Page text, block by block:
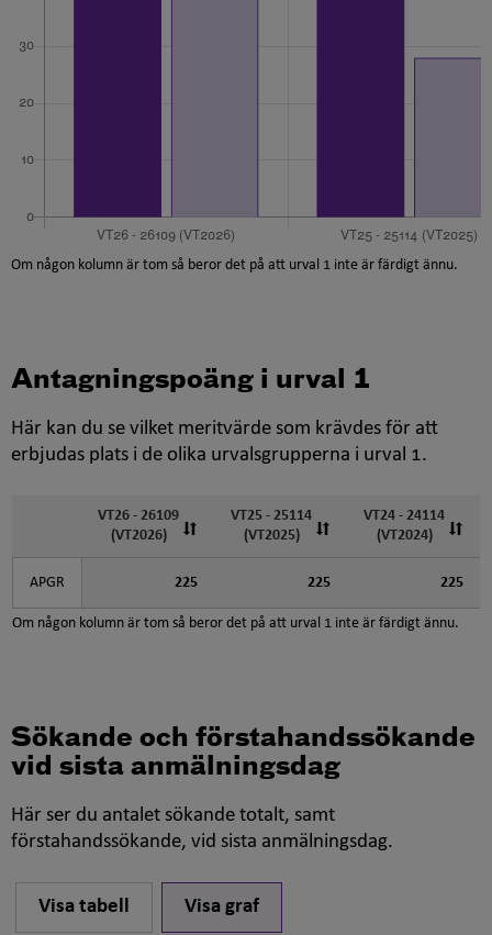
Om någon kolumn är tom så beror det på att urval 1 inte är färdigt ännu.
Antagningspoäng i urval 1
Här kan du se vilket meritvärde som krävdes för att
erbjudas plats i de olika urvalsgrupperna i urval 1.
VT26 - 26109
(VT2026)
VT25 - 25114
(VT2025)
VT24 - 24114
(VT2024)
APGR 225 225 225
Om någon kolumn är tom så beror det på att urval 1 inte är färdigt ännu.
Sökande och förstahandssökande
vid sista anmälningsdag
Här ser du antalet sökande totalt, samt
förstahandssökande, vid sista anmälningsdag.
Visa tabell Visa graf